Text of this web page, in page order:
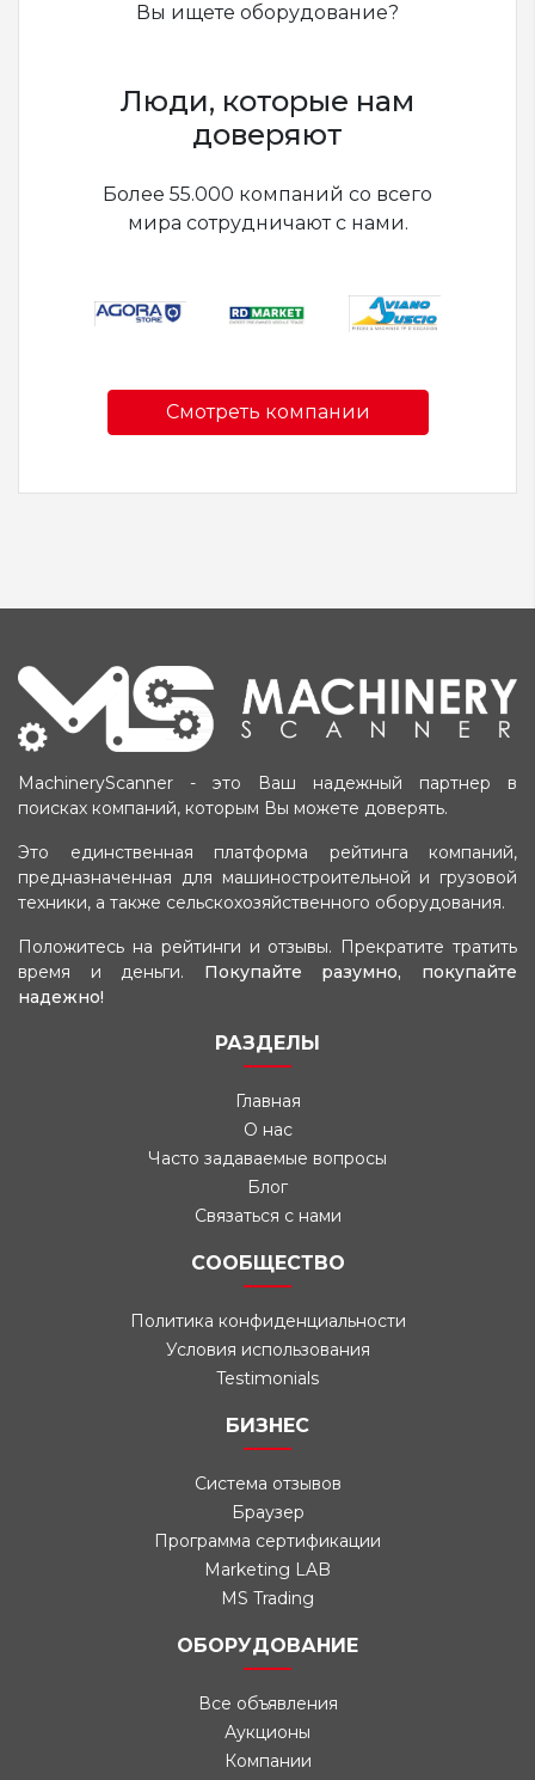
Вы ищете оборудование?
Люди, которые нам
доверяют
Более 55.000 компаний со всего
мира сотрудничают с нами.
Смотреть компании
MachineryScanner - это Ваш надежный партнер в
поисках компаний, которым Вы можете доверять.
Это единственная платформа рейтинга компаний,
предназначенная для машиностроительной и грузовой
техники, а также сельскохозяйственного оборудования.
Положитесь на рейтинги и отзывы. Прекратите тратить
время и деньги. Покупайте разумно, покупайте
надежно!
РАЗДЕЛЫ
Главная
О нас
Часто задаваемые вопросы
Блог
Связаться с нами
СООБЩЕСТВО
Политика конфиденциальности
Условия использования
Testimonials
БИЗНЕС
Система отзывов
Браузер
Программа сертификации
Marketing LAB
MS Trading
ОБОРУДОВАНИЕ
Все объявления
Аукционы
Компании